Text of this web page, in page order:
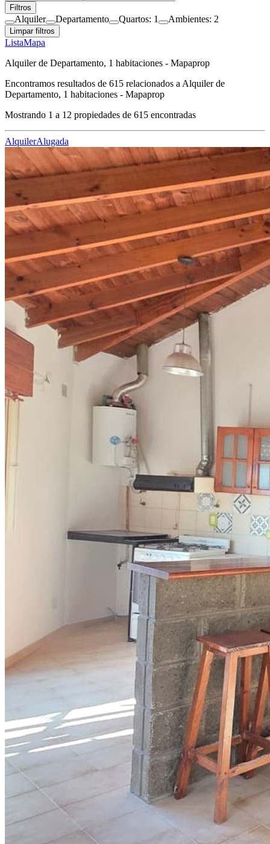
Filtros
Alquiler Departamento Quartos: 1 Ambientes: 2
Limpar filtros
ListaMapa
Alquiler de Departamento, 1 habitaciones - Mapaprop
Encontramos resultados de 615 relacionados a Alquiler de
Departamento, 1 habitaciones - Mapaprop
Mostrando 1 a 12 propiedades de 615 encontradas
AlquilerAlugada